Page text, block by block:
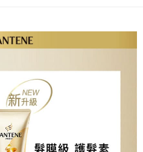
度不足之情形，本公司將視審查結果
出貨)